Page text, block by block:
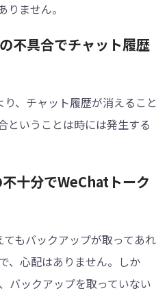
りません。
不具合でチャット履歴
、チャット履歴が消えること
ということは時には発生する
十分でWeChatトーク
もバックアップが取ってあれ
、心配はありません。しか
バックアップを取っていない